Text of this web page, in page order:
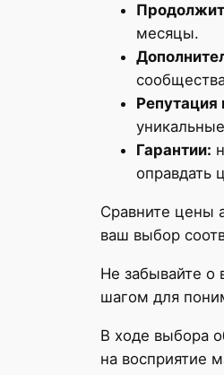
месяцы.
Репутация
Гарантии:
оправдать
Сравните цены
ваш выбор
Не забывайте
шагом для
В ходе выбора
на восприятие